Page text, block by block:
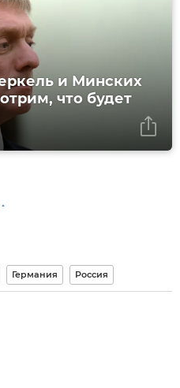
и Минских
что будет
Германия Россия